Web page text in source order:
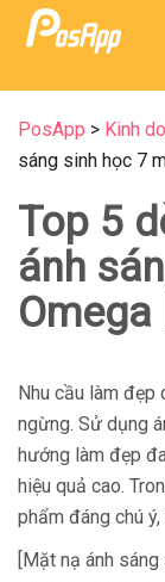
PosApp > Kinh
sáng sinh học 7
Top 5
ánh
Nhu cầu làm đẹp
ngừng. Sử dụng
hướng làm đẹp
hiệu quả cao.
phẩm đáng chú
[Mặt nạ ánh